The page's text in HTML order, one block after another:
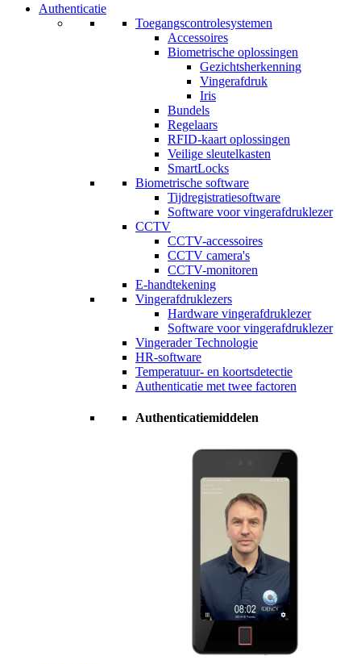
Authenticatie
Toegangscontrolesystemen
Accessoires
Biometrische oplossingen
Gezichtsherkenning
Vingerafdruk
Iris
Bundels
Regelaars
RFID-kaart oplossingen
Veilige sleutelkasten
SmartLocks
Biometrische software
Tijdregistratiesoftware
Software voor vingerafdruklezer
CCTV
CCTV-accessoires
CCTV camera's
CCTV-monitoren
E-handtekening
Vingerafdruklezers
Hardware vingerafdruklezer
Software voor vingerafdruklezer
Vingerader Technologie
HR-software
Temperatuur- en koortsdetectie
Authenticatie met twee factoren
Authenticatiemiddelen